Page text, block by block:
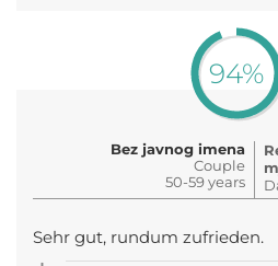
94%
Bez javnog imena
Couple
50-59 years
Sehr gut, rundum zufrieden.